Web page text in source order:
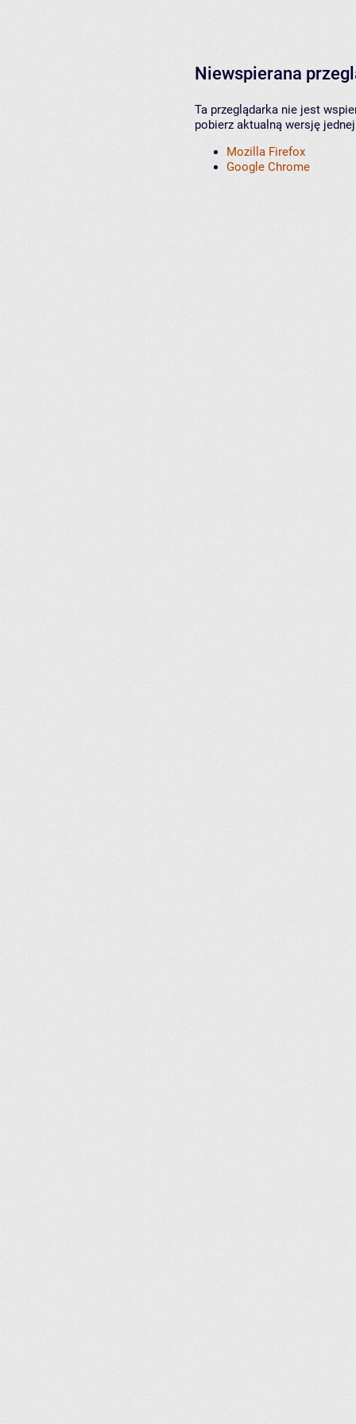
Niewspierana
Ta przeglądarka nie jest
pobierz aktualną wersję
Mozilla Firefox
Google Chrome